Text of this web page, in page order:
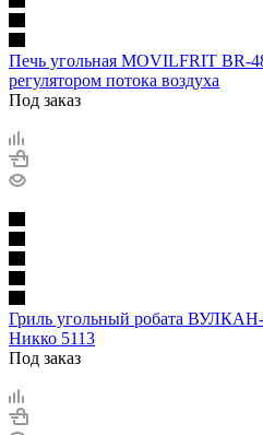
Печь угольная MOVILFRIT BR-
регулятором потока воздуха
Под заказ
Гриль угольный робата
Никко 5113
Под заказ